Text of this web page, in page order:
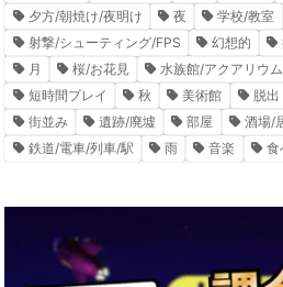
夕方/朝焼け/夜明け
夜 学校/教室
射撃/シューティング/FPS
幻想的
月
桜/お花見 水族館/アクアリウム
短時間プレイ
秋 美術館 脱出
街並み
遺跡/廃墟 部屋
酒場/
鉄道/電車/列車/駅
雨 音楽 食